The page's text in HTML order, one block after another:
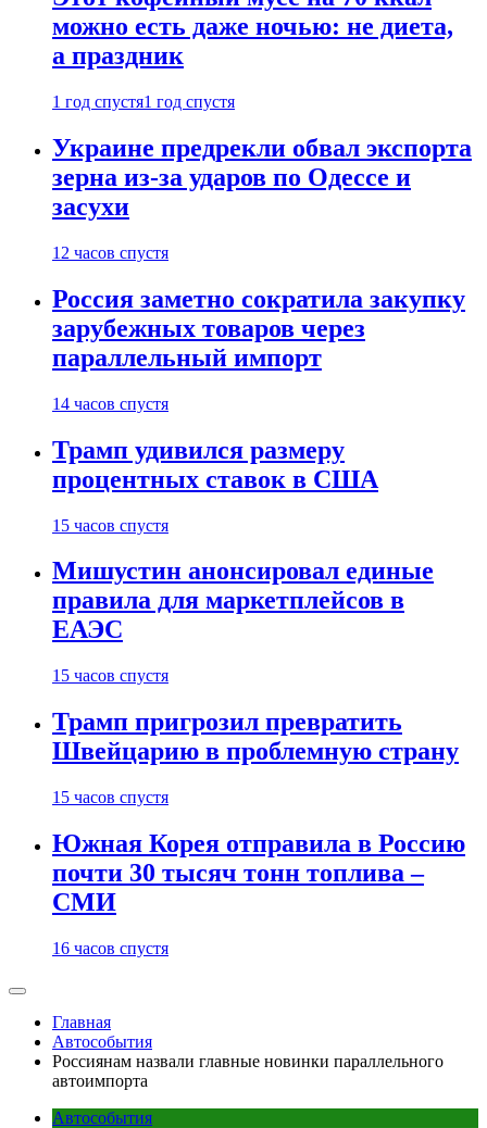
можно есть даже ночью: не диета,
а праздник
1 год спустя1 год спустя
Украине предрекли обвал экспорта
зерна из-за ударов по Одессе и
засухи
12 часов спустя
Россия заметно сократила закупку
зарубежных товаров через
параллельный импорт
14 часов спустя
Трамп удивился размеру
процентных ставок в США
15 часов спустя
Мишустин анонсировал единые
правила для маркетплейсов в
ЕАЭС
15 часов спустя
Трамп пригрозил превратить
Швейцарию в проблемную страну
15 часов спустя
Южная Корея отправила в Россию
почти 30 тысяч тонн топлива –
СМИ
16 часов спустя
Главная
Автособытия
Россиянам назвали главные новинки параллельного
автоимпорта
Автособытия